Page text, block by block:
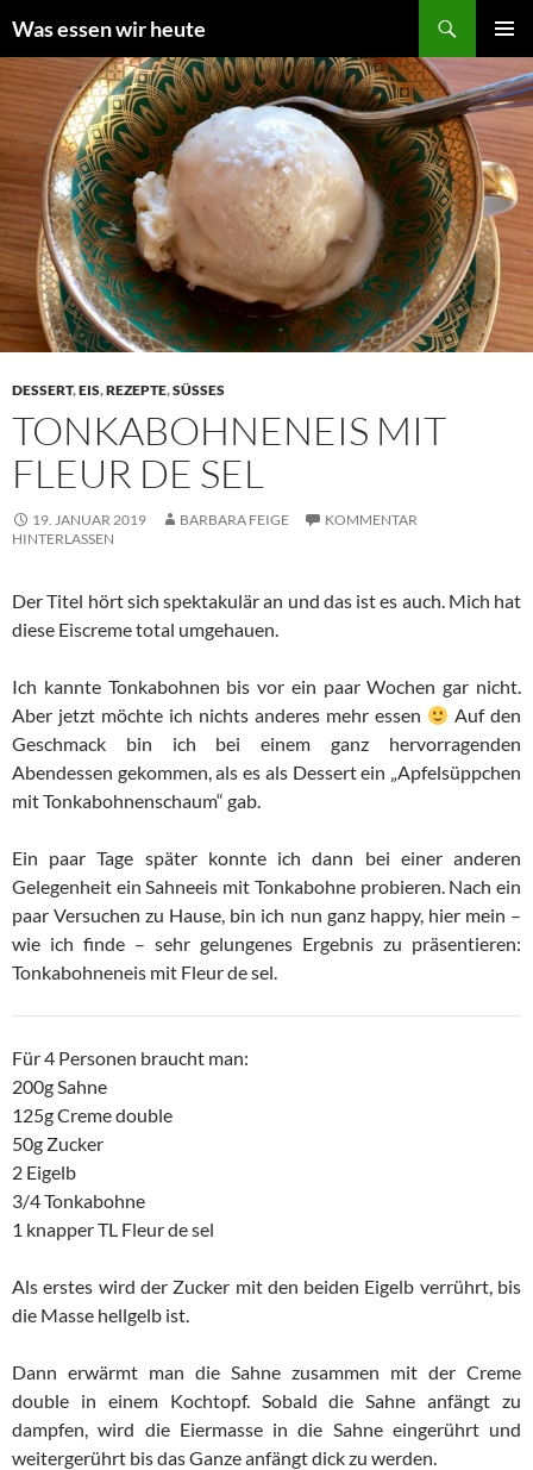
Inhalt
springen
Was essen wir heute
MENÜ
DESSERT,EIS,REZEPTE,SÜSSES
TONKABOHNENEIS MIT
FLEUR DE SEL
19. JANUAR 2019 BARBARA FEIGE
KOMMENTAR
HINTERLASSEN
Der Titel hört sich spektakulär an und das ist es auch. Mich hat
diese Eiscreme total umgehauen.
Ich kannte Tonkabohnen bis vor ein paar Wochen gar nicht.
Aber jetzt möchte ich nichts anderes mehr essen
Auf den
Geschmack bin ich bei einem ganz hervorragenden
Abendessen gekommen, als es als Dessert ein „Apfelsüppchen
mit Tonkabohnenschaum“ gab.
Ein paar Tage später konnte ich dann bei einer anderen
Gelegenheit ein Sahneeis mit Tonkabohne probieren. Nach ein
paar Versuchen zu Hause, bin ich nun ganz happy, hier mein –
wie ich finde – sehr gelungenes Ergebnis zu präsentieren:
Tonkabohneneis mit Fleur de sel.
Für 4 Personen braucht man:
200g Sahne
125g Creme double
50g Zucker
2 Eigelb
3/4 Tonkabohne
1 knapper TL Fleur de sel
Als erstes wird der Zucker mit den beiden Eigelb verrührt, bis
die Masse hellgelb ist.
Dann erwärmt man die Sahne zusammen mit der Creme
double in einem Kochtopf. Sobald die Sahne anfängt zu
dampfen, wird die Eiermasse in die Sahne eingerührt und
weitergerührt bis das Ganze anfängt dick zu werden.